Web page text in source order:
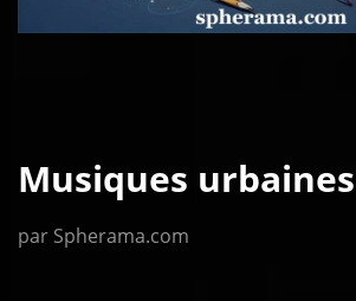
Musiques urbaines
par Spherama.com